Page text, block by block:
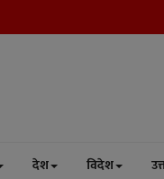
देश विदेश